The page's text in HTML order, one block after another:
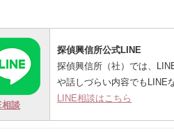
相談
探偵興信所公式LINE
探偵興信所（社）では、
や話しづらい内容でもLINE
LINE相談はこちら